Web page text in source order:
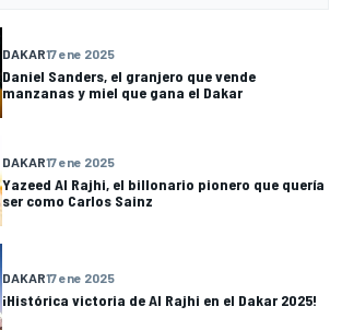
DAKAR17 ene 2025
Daniel Sanders, el granjero que vende
manzanas y miel que gana el Dakar
DAKAR17 ene 2025
Yazeed Al Rajhi, el billonario pionero que quería
ser como Carlos Sainz
DAKAR17 ene 2025
¡Histórica victoria de Al Rajhi en el Dakar 2025!